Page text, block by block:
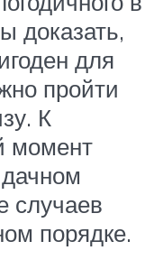
доказать,
для
пройти
К
момент
случаев
порядке.